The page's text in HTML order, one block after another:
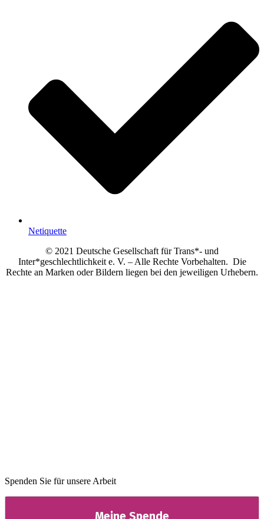
Netiquette
© 2021 Deutsche Gesellschaft für Trans*- und
Inter*geschlechtlichkeit e. V. – Alle Rechte Vorbehalten. Die
Rechte an Marken oder Bildern liegen bei den jeweiligen Urhebern.
Spenden Sie für unsere Arbeit